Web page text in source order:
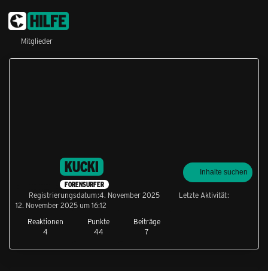
Mitglieder
KUCKI
FORENSURFER
Reaktionen
4
Punkte
44
Beiträge
7
Inhalte suchen
Registrierungsdatum 4. November 2025
Letzte Aktivität
12. November 2025 um 16:12